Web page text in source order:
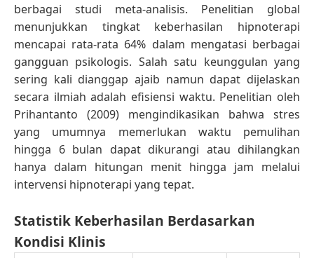
berbagai studi meta-analisis. Penelitian global
menunjukkan tingkat keberhasilan hipnoterapi
mencapai rata-rata 64% dalam mengatasi berbagai
gangguan psikologis. Salah satu keunggulan yang
sering kali dianggap ajaib namun dapat dijelaskan
secara ilmiah adalah efisiensi waktu. Penelitian oleh
Prihantanto (2009) mengindikasikan bahwa stres
yang umumnya memerlukan waktu pemulihan
hingga 6 bulan dapat dikurangi atau dihilangkan
hanya dalam hitungan menit hingga jam melalui
intervensi hipnoterapi yang tepat.
Statistik Keberhasilan Berdasarkan
Kondisi Klinis